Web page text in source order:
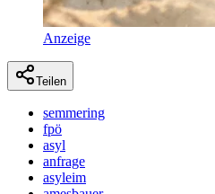
Anzeige
Teilen
semmering
fpö
asyl
anfrage
asyleim